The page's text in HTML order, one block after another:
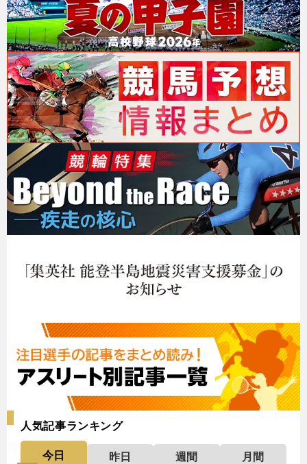
人気記事ランキング
今日 昨日 週間 月間